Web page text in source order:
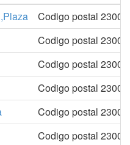
Codigo postal
Codigo postal
Codigo postal
Codigo postal
Codigo postal
Codigo postal